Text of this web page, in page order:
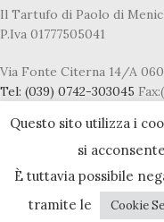
Il Tartufo di Paolo di
P.Iva 01777505041
Via Fonte Citerna 14/A
Tel: (039) 0742-303045
Privacy & Cookie policy
Questo sito utilizza i
si
È tuttavia possibile
tramite le
Cookie